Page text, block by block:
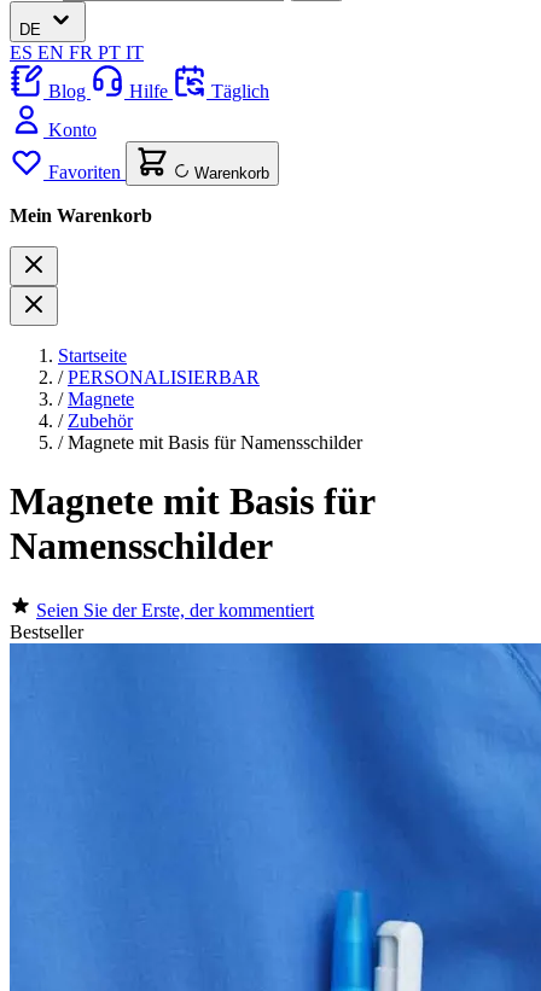
DE
ES EN FR PT IT
Blog
Hilfe
Täglich
Konto
Favoriten Warenkorb
Mein Warenkorb
Startseite
/ PERSONALISIERBAR
/ Magnete
/ Zubehör
/ Magnete mit Basis für Namensschilder
Magnete mit Basis für
Namensschilder
Seien Sie der Erste, der kommentiert
Bestseller